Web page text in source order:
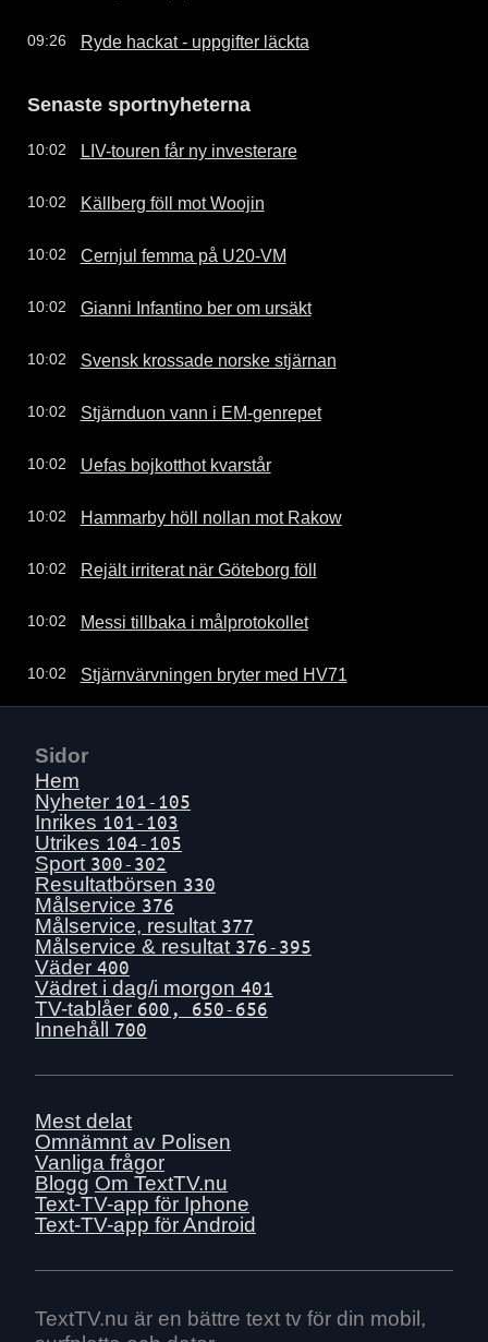
09:26 Ryde hackat - uppgifter läckta
Senaste sportnyheterna
10:02 LIV-touren får ny investerare
10:02 Källberg föll mot Woojin
10:02 Cernjul femma på U20-VM
10:02 Gianni Infantino ber om ursäkt
10:02 Svensk krossade norske stjärnan
10:02 Stjärnduon vann i EM-genrepet
10:02 Uefas bojkotthot kvarstår
10:02 Hammarby höll nollan mot Rakow
10:02 Rejält irriterat när Göteborg föll
10:02 Messi tillbaka i målprotokollet
10:02 Stjärnvärvningen bryter med HV71
Sidor
Hem
Nyheter 101-105
Inrikes 101-103
Utrikes 104-105
Sport 300-302
Resultatbörsen 330
Målservice 376
Målservice, resultat 377
Målservice & resultat 376-395
Väder 400
Vädret i dag/i morgon 401
TV-tablåer 600, 650-656
Innehåll 700
Mest delat
Omnämnt av Polisen
Vanliga frågor
Blogg Om TextTV.nu
Text-TV-app för Iphone
Text-TV-app för Android
TextTV.nu är en bättre text tv för din mobil,